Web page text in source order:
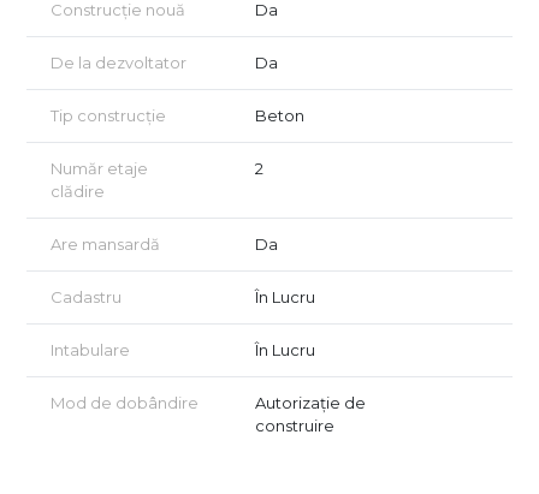
Parcul Circului chiar peste drum;
supermarketuri (Mega Image, Lidl), farmacii, restaurante;
școli și licee în proximitate;
acces rapid la STB, tramvai, troleibuz;
la câteva minute de Veranda Mall – Obor și la 10–12 minute de
Un apartament ideal pentru tineri, cupluri sau investitori care
caută o proprietate modernă, eficientă și cu un spațiu exterior
ce aduce un plus real de valoare.
Prețul nu include TVA.
Pentru mai multe informații sau pentru a programa o vizionare,
Construcție nouă Da
De la dezvoltator Da
Tip construcție Beton
Număr etaje
clădire
2
Are mansardă Da
Cadastru În Lucru
Intabulare În Lucru
Mod de dobândire
Autorizație de
construire